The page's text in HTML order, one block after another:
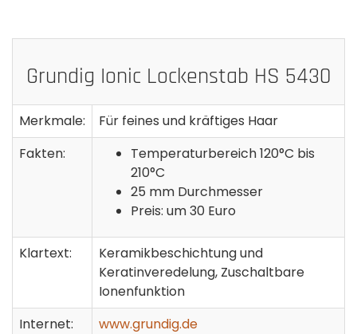
Grundig Ionic Lockenstab HS 5430
Merkmale:
Für feines und kräftiges Haar
Fakten:
Temperaturbereich 120°C bis
210°C
25 mm Durchmesser
Preis: um 30 Euro
Klartext:
Keramikbeschichtung und
Keratinveredelung, Zuschaltbare
Ionenfunktion
Internet:
www.grundig.de